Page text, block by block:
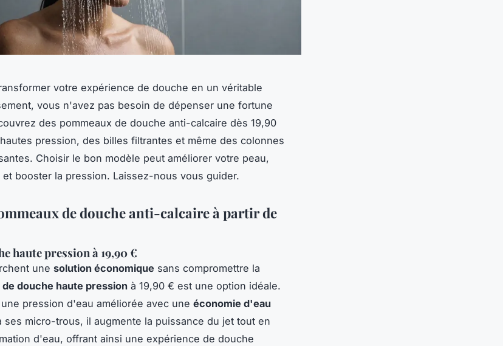
votre expérience de douche en un véritable
vous n'avez pas besoin de dépenser une fortune
des pommeaux de douche anti-calcaire dès 19,90
pression, des billes filtrantes et même des colonnes
Choisir le bon modèle peut améliorer votre peau,
booster la pression. Laissez-nous vous guider.
de douche anti-calcaire à partir de
haute pression à 19,90 €
une solution économique sans compromettre la
de douche haute pression à 19,90 € est une option idéale.
pression d'eau améliorée avec une économie d'eau
ses micro-trous, il augmente la puissance du jet tout en
d'eau, offrant ainsi une expérience de douche